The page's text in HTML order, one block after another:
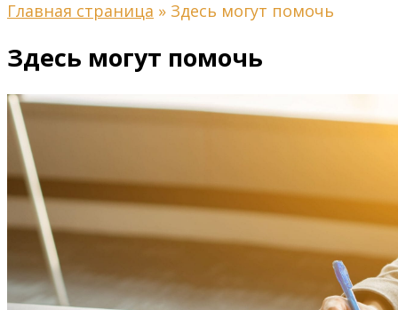
Главная страница » Здесь могут помочь
Здесь могут помочь